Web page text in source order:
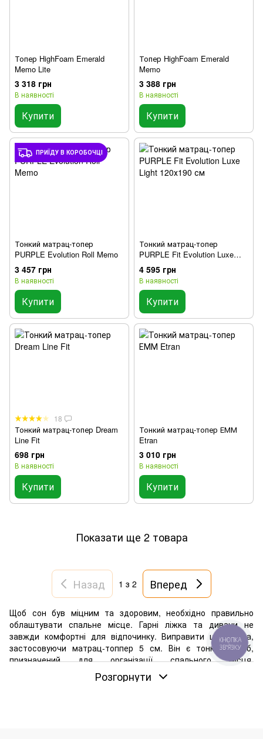
Топер HighFoam Emerald
Memo Lite
3 318 грн
В наявності
Купити
Топер HighFoam Emerald
Memo
3 388 грн
В наявності
Купити
ПРИЇДУ В КОРОБОЧЦІ
Тонкий матрац-топер
PURPLE Evolution Roll Memo
3 457 грн
В наявності
Купити
Тонкий матрац-топер
PURPLE Fit Evolution Luxe
Light 120х190 см
4 595 грн
В наявності
Купити
18
Тонкий матрац-топер Dream
Line Fit
698 грн
В наявності
Купити
Тонкий матрац-топер ЕММ
Etran
3 010 грн
В наявності
Купити
Показати ще 2 товара
Назад 1 з 2 Вперед
Щоб сон був міцним та здоровим, необхідно правильно
облаштувати спальне місце. Гарні ліжка та дивани не
завжди комфортні для відпочинку. Виправити це можна,
застосовуючи матрац-топпер 5 см. Він є тонким виріб,
призначений для організації спального місця.
Використовуючи топпер 5 см, вдасться покращити
анатомічні властивості дивана чи ліжка.
Розгорнути
КНОПКА
ЗВ'ЯЗКУ